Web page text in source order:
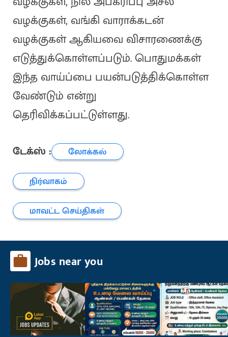
வழக்குகள், வங்கி வாராக்கடன்
வழக்குகள் ஆகியவை விசாரணைக்கு
எடுத்துக்கொள்ளப்படும். பொதுமக்கள்
இந்த வாய்ப்பை பயன்படுத்திக்கொள்ள
வேண்டும் என்று
தெரிவிக்கப்பட்டுள்ளது.
டேக்ஸ் :
லோக்கல்
நிர்வாகம்
மாவட்ட செய்திகள்
Jobs near you